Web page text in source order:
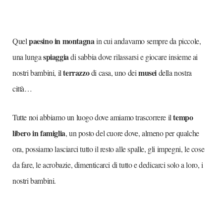
Quelpaesino in montagnain cui andavamo sempre da piccole,
una lungaspiaggiadi sabbia dove rilassarsi e giocare insieme ai
nostri bambini, ilterrazzodi casa, uno deimuseidella nostra
città…
Tutte noi abbiamo un luogo dove amiamo trascorrere iltempo
libero in famiglia, un posto del cuore dove, almeno per qualche
ora, possiamo lasciarci tutto il resto alle spalle, gli impegni, le cose
da fare, le acrobazie, dimenticarci di tutto e dedicarci solo a loro, i
nostri bambini.